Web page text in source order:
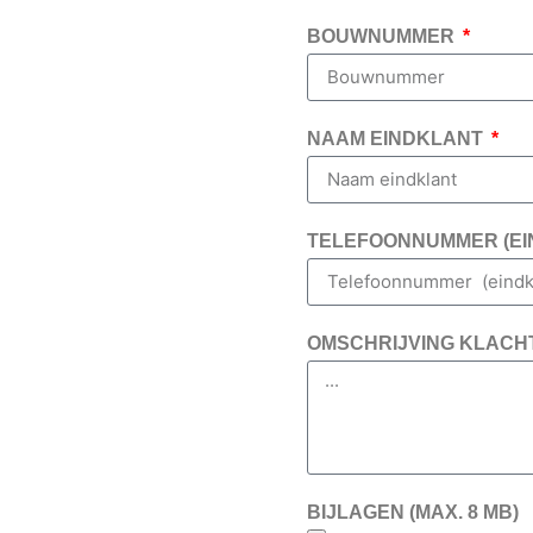
BOUWNUMMER
NAAM EINDKLANT
TELEFOONNUMMER
OMSCHRIJVING
BIJLAGEN (MAX. 8 MB)